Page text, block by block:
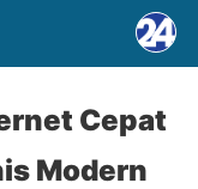
Cepat
Modern